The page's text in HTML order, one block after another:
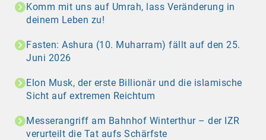
Komm mit uns auf Umrah, lass Veränderung in
deinem Leben zu!
Fasten: Ashura (10. Muharram) fällt auf den 25.
Juni 2026
Elon Musk, der erste Billionär und die islamische
Sicht auf extremen Reichtum
Messerangriff am Bahnhof Winterthur – der IZR
verurteilt die Tat aufs Schärfste